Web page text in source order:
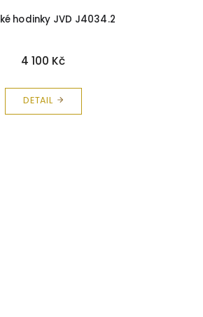
hodinky JVD J4034.2
4 100 Kč
DETAIL